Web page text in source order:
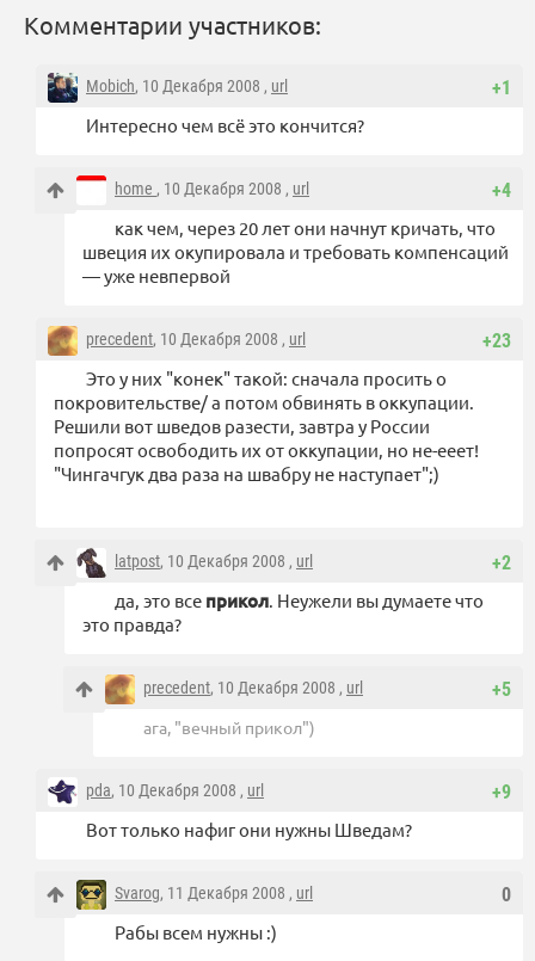
Комментарии участников:
+1
Mobich, 10 Декабря 2008 , url
Интересно чем всё это кончится?
+4
home , 10 Декабря 2008 , url
как чем, через 20 лет они начнут кричать, что
швеция их окупировала и требовать компенсаций
— уже невпервой
+23
precedent, 10 Декабря 2008 , url
Это у них "конек" такой: сначала просить о
покровительстве/ а потом обвинять в оккупации.
Решили вот шведов разести, завтра у России
попросят освободить их от оккупации, но не-ееет!
"Чингачгук два раза на швабру не наступает";)
+2
latpost, 10 Декабря 2008 , url
да, это все прикол. Неужели вы думаете что
это правда?
+5
precedent, 10 Декабря 2008 , url
ага, "вечный прикол")
+9
pda, 10 Декабря 2008 , url
Вот только нафиг они нужны Шведам?
0
Svarog, 11 Декабря 2008 , url
Рабы всем нужны :)